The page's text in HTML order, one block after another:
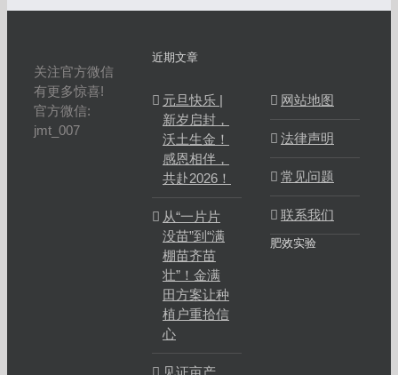
关注官方微信
有更多惊喜!
官方微信:
jmt_007
近期文章
元旦快乐 |
新岁启封，
沃土生金！
感恩相伴，
共赴2026！
从“一片片
没苗”到“满
棚苗齐苗
壮”！金满
田方案让种
植户重拾信
心
网站地图
法律声明
常见问题
联系我们
肥效实验